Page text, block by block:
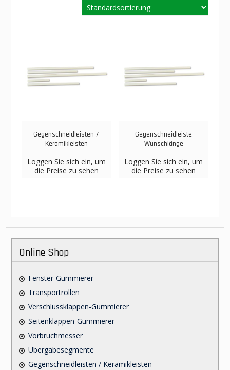
Gegenschneidleisten /
Keramikleisten
Loggen Sie sich ein, um
die Preise zu sehen
Gegenschneidleiste
Wunschlänge
Loggen Sie sich ein, um
die Preise zu sehen
Online Shop
Fenster-Gummierer
Transportrollen
Verschlussklappen-Gummierer
Seitenklappen-Gummierer
Vorbruchmesser
Übergabesegmente
Gegenschneidleisten / Keramikleisten